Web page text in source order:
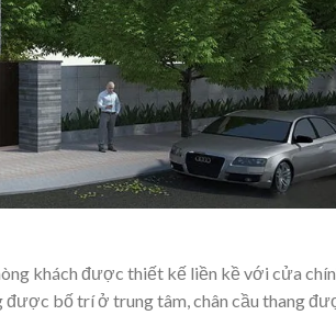
khách được thiết kế liền kề với cửa
được bố trí ở trung tâm, chân cầu thang